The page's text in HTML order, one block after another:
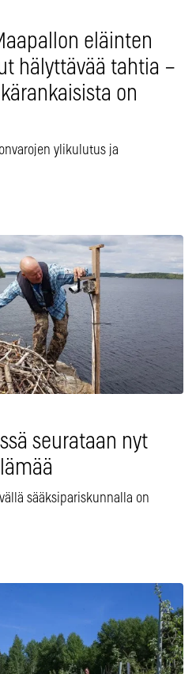
eläinten
hälyttävää tahtia –
on
ylikulutus ja
seurataan nyt
sääksipariskunnalla on